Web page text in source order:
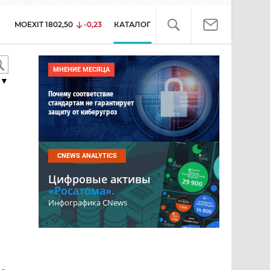
MOEXIT 1802,50 -0,23 КАТАЛОГ
МНЕНИЕ МЕСЯЦА
Почему соответствие
стандартам не гарантирует
защиту от киберугроз
CNEWS ANALYTICS
Цифровые активы
«Росатома».
Инфографика CNews